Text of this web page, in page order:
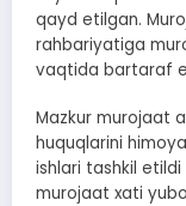
qayd etilgan.
rahbariyatiga
vaqtida bartaraf
Mazkur murojaat
huquqlarini
ishlari tashkil
murojaat xati